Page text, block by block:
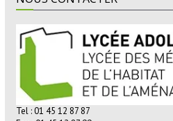
Tel : 01 45 12 87 87